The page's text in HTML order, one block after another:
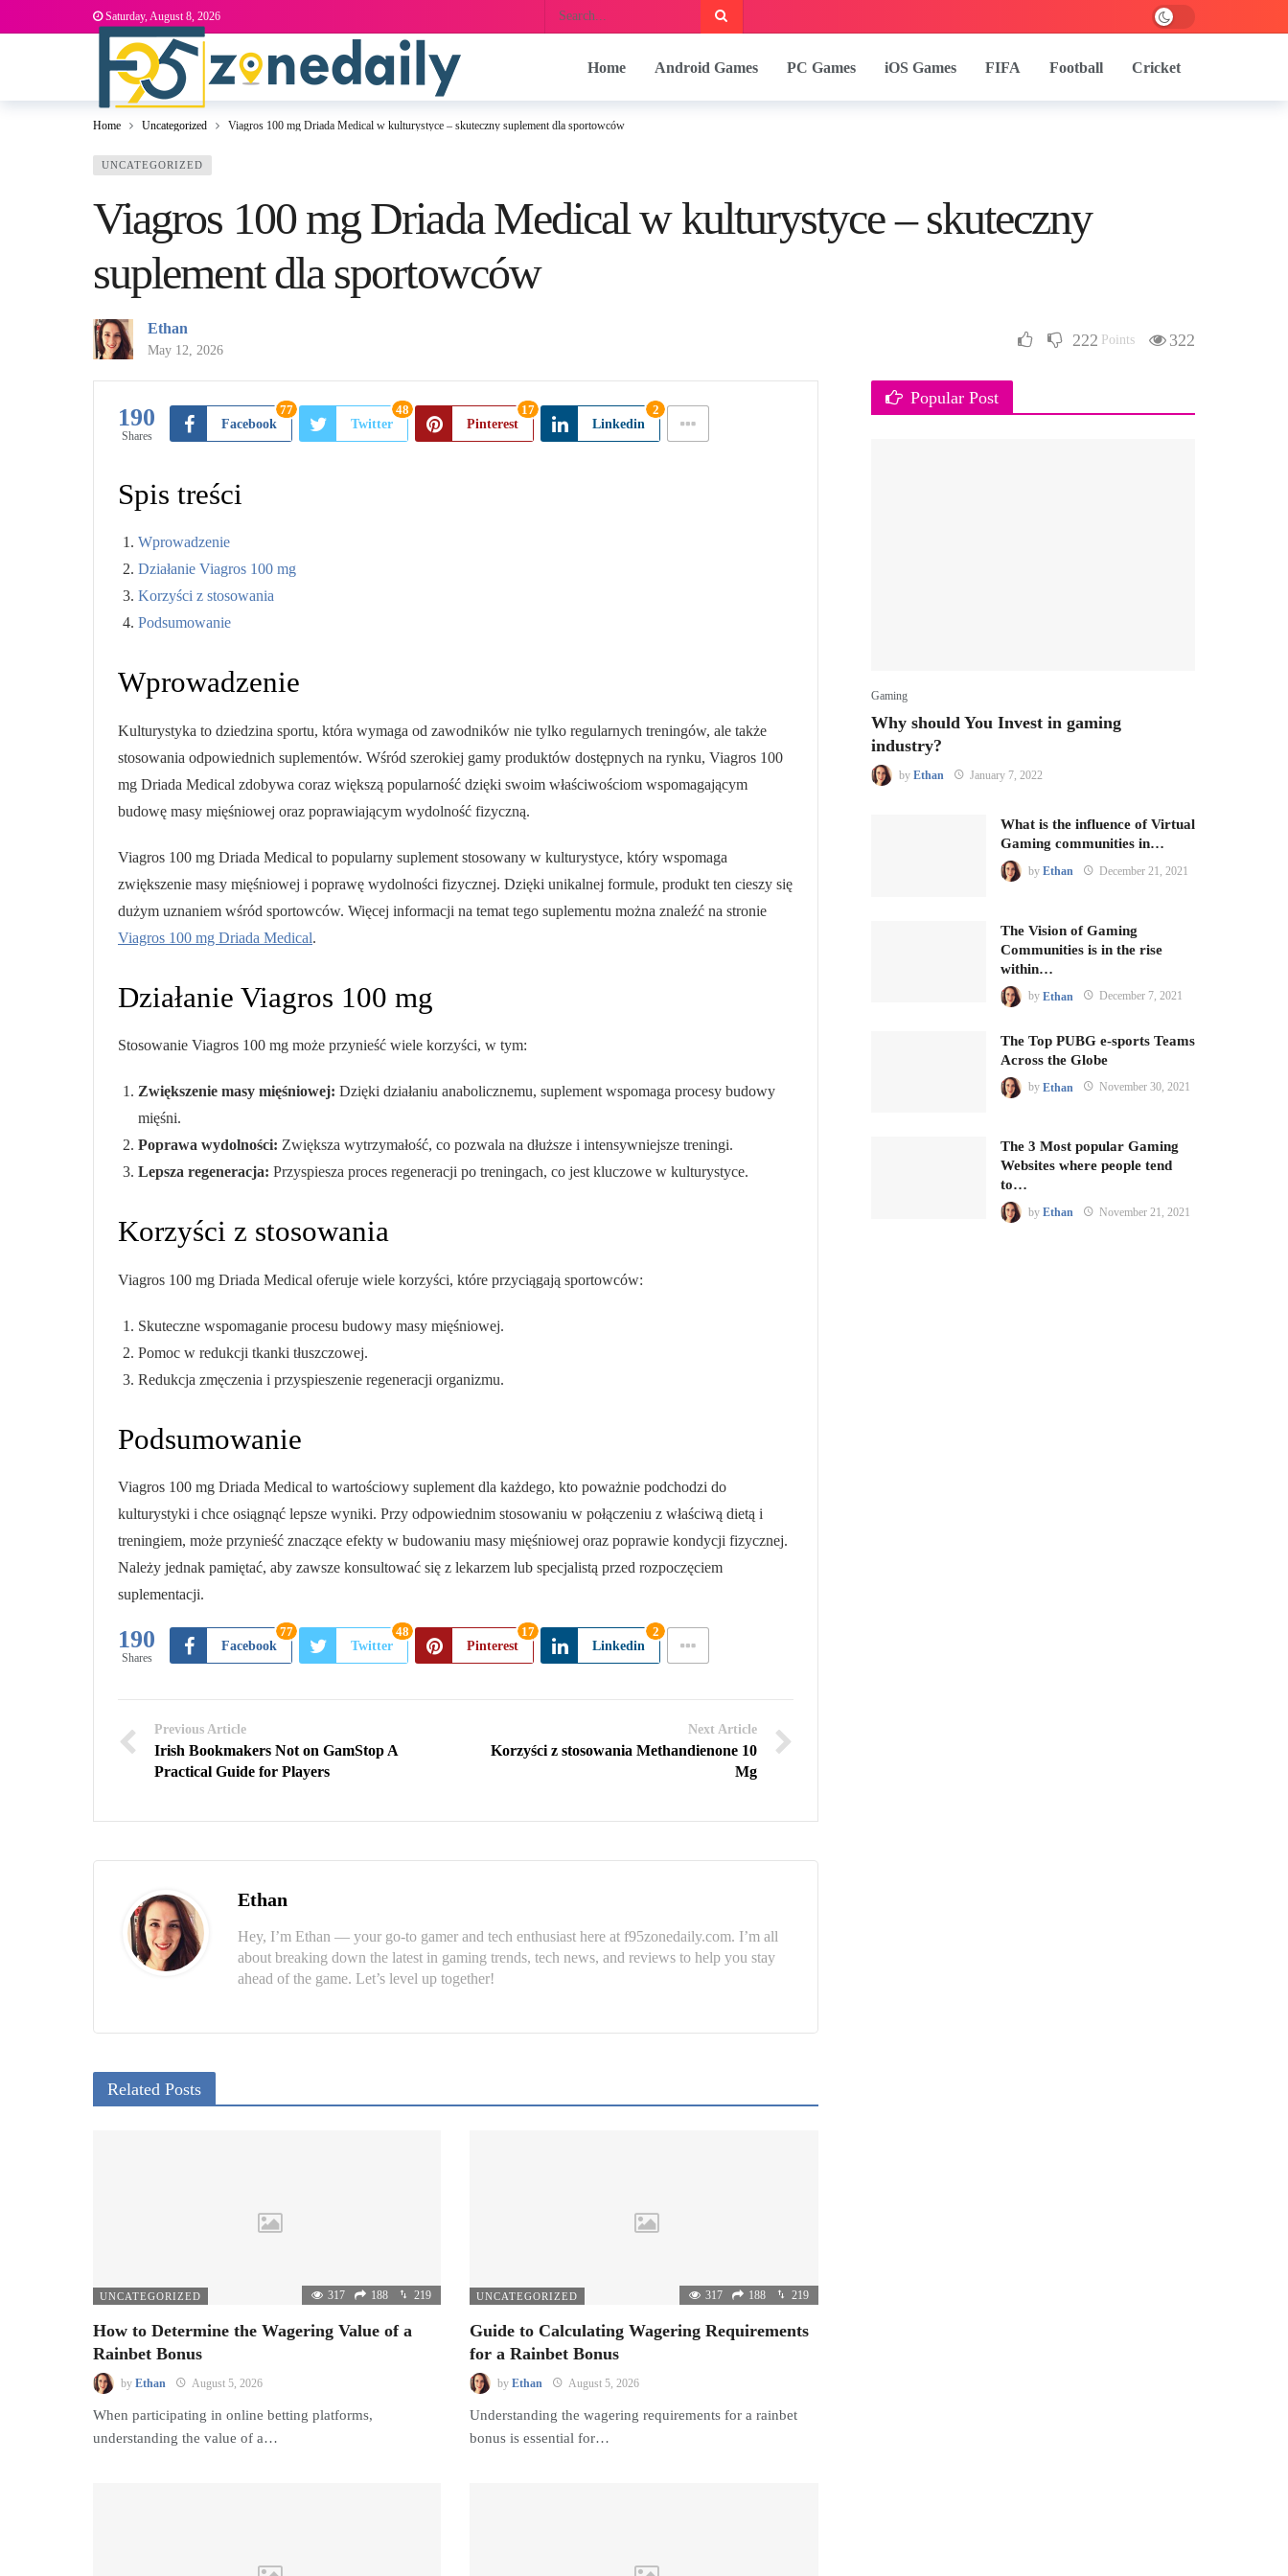
Saturday, August 8, 2026
Home Android Games PC Games iOS Games FIFA Football Cricket
Home Uncategorized Viagros 100 mg Driada Medical w kulturystyce – skuteczny suplement dla sportowców
UNCATEGORIZED
Viagros 100 mg Driada Medical w kulturystyce – skuteczny
suplement dla sportowców
Ethan
May 12, 2026
222 Points 322
190
Shares
Facebook
77
Twitter
48
Pinterest
17
Linkedin
2
Spis treści
Wprowadzenie
Działanie Viagros 100 mg
Korzyści z stosowania
Podsumowanie
Wprowadzenie
Kulturystyka to dziedzina sportu, która wymaga od zawodników nie tylko regularnych treningów, ale także
stosowania odpowiednich suplementów. Wśród szerokiej gamy produktów dostępnych na rynku, Viagros 100
mg Driada Medical zdobywa coraz większą popularność dzięki swoim właściwościom wspomagającym
budowę masy mięśniowej oraz poprawiającym wydolność fizyczną.
Viagros 100 mg Driada Medical to popularny suplement stosowany w kulturystyce, który wspomaga
zwiększenie masy mięśniowej i poprawę wydolności fizycznej. Dzięki unikalnej formule, produkt ten cieszy się
dużym uznaniem wśród sportowców. Więcej informacji na temat tego suplementu można znaleźć na stronie
Viagros 100 mg Driada Medical.
Działanie Viagros 100 mg
Stosowanie Viagros 100 mg może przynieść wiele korzyści, w tym:
Zwiększenie masy mięśniowej: Dzięki działaniu anabolicznemu, suplement wspomaga procesy budowy
mięśni.
Poprawa wydolności: Zwiększa wytrzymałość, co pozwala na dłuższe i intensywniejsze treningi.
Lepsza regeneracja: Przyspiesza proces regeneracji po treningach, co jest kluczowe w kulturystyce.
Korzyści z stosowania
Viagros 100 mg Driada Medical oferuje wiele korzyści, które przyciągają sportowców:
Skuteczne wspomaganie procesu budowy masy mięśniowej.
Pomoc w redukcji tkanki tłuszczowej.
Redukcja zmęczenia i przyspieszenie regeneracji organizmu.
Podsumowanie
Viagros 100 mg Driada Medical to wartościowy suplement dla każdego, kto poważnie podchodzi do
kulturystyki i chce osiągnąć lepsze wyniki. Przy odpowiednim stosowaniu w połączeniu z właściwą dietą i
treningiem, może przynieść znaczące efekty w budowaniu masy mięśniowej oraz poprawie kondycji fizycznej.
Należy jednak pamiętać, aby zawsze konsultować się z lekarzem lub specjalistą przed rozpoczęciem
suplementacji.
190
Shares
Facebook
77
Twitter
48
Pinterest
17
Linkedin
2
Previous Article
Irish Bookmakers Not on GamStop A
Practical Guide for Players
Next Article
Korzyści z stosowania Methandienone 10
Mg
Ethan
Hey, I’m Ethan — your go-to gamer and tech enthusiast here at f95zonedaily.com. I’m all
about breaking down the latest in gaming trends, tech news, and reviews to help you stay
ahead of the game. Let’s level up together!
Related Posts
UNCATEGORIZED 317 188 219
How to Determine the Wagering Value of a
Rainbet Bonus
by Ethan August 5, 2026
When participating in online betting platforms,
understanding the value of a…
UNCATEGORIZED 317 188 219
Guide to Calculating Wagering Requirements
for a Rainbet Bonus
by Ethan August 5, 2026
Understanding the wagering requirements for a rainbet
bonus is essential for…
Popular Post
Gaming
Why should You Invest in gaming
industry?
by Ethan January 7, 2022
What is the influence of Virtual
Gaming communities in…
by Ethan December 21, 2021
The Vision of Gaming
Communities is in the rise
within…
by Ethan December 7, 2021
The Top PUBG e-sports Teams
Across the Globe
by Ethan November 30, 2021
The 3 Most popular Gaming
Websites where people tend
to…
by Ethan November 21, 2021